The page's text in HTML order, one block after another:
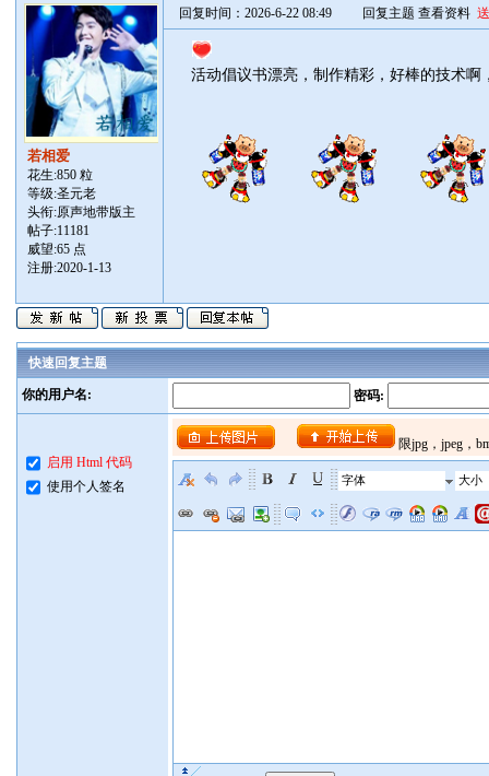
若相爱
花生:850 粒
等级:圣元老
头衔:原声地带版主
帖子:11181
威望:65 点
注册:2020-1-13
回复时间：2026-6-22 08:49 回复主题 查看资料
活动倡议书漂亮，制作精彩，好棒的技术啊
快速回复主题
你的用户名: 密码:
启用 Html 代码
使用个人签名
字体 大小